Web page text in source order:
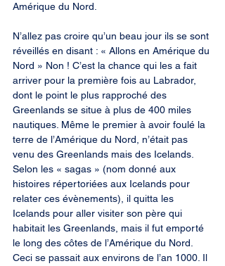
Amérique du Nord.
N’allez pas croire qu’un beau jour ils se sont
réveillés en disant : « Allons en Amérique du
Nord » Non ! C’est la chance qui les a fait
arriver pour la première fois au Labrador,
dont le point le plus rapproché des
Greenlands se situe à plus de 400 miles
nautiques. Même le premier à avoir foulé la
terre de l’Amérique du Nord, n’était pas
venu des Greenlands mais des Icelands.
Selon les « sagas » (nom donné aux
histoires répertoriées aux Icelands pour
relater ces évènements), il quitta les
Icelands pour aller visiter son père qui
habitait les Greenlands, mais il fut emporté
le long des côtes de l’Amérique du Nord.
Ceci se passait aux environs de l’an 1000. Il